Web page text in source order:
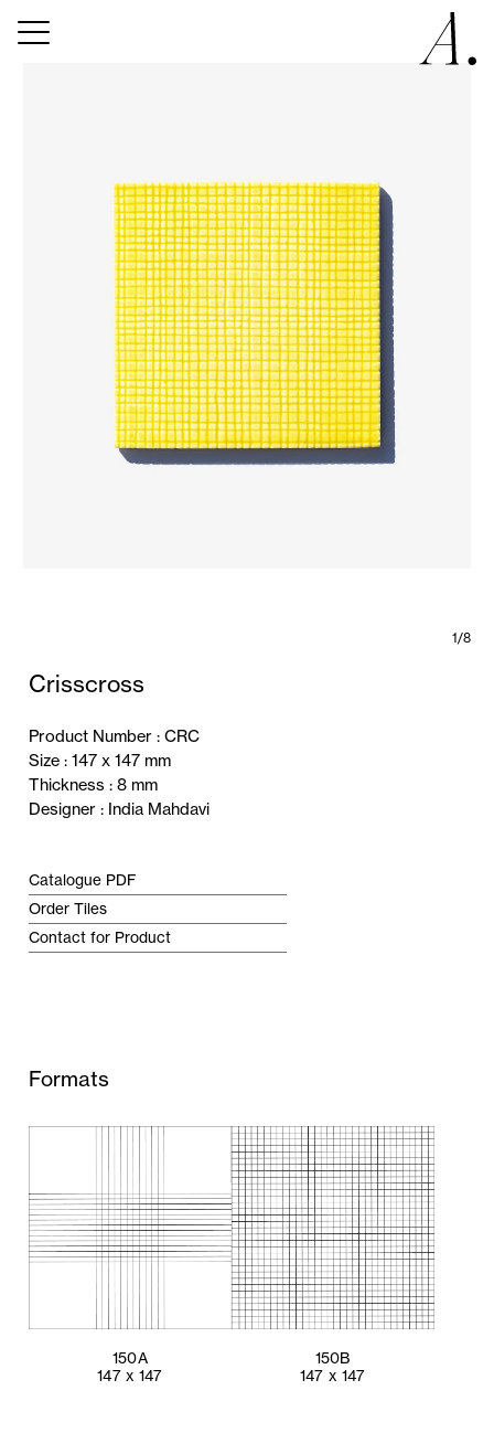
1/8
Crisscross
Product Number : CRC
Size :147 x 147 mm
Thickness : 8 mm
Designer : India Mahdavi
Catalogue PDF
Order Tiles
Contact for Product
Formats
150A
147 x 147
150B
147 x 147